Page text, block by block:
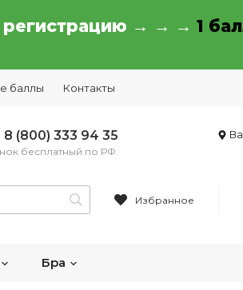
→ → → 1
баллы Контакты
8 (800) 333 94 35
бесплатный по РФ.
Избранное
Бра